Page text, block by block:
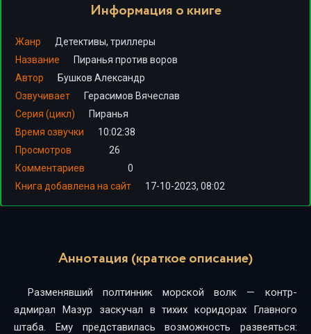
Информация о книге
Жанр
Детективы, триллеры
Название
Пиранья против воров
Автор
Бушков Александр
Озвучивает
Герасимов Вячеслав
Серия (цикл)
Пиранья
Время озвучки
10:02:38
Просмотров
26
Комментариев
0
Книга добавлена на сайт
17-10-2023, 08:02
Аннотация (краткое описание)
Разменявший полтинник морской волк — контр-
адмирал Мазур заскучал в тихих коридорах Главного
штаба. Ему представилась возможность развеяться: